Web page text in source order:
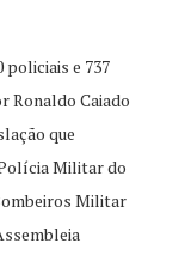
policiais e 737
Ronaldo Caiado
que
Militar do
Militar